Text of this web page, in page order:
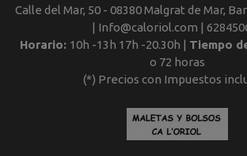
Calle del Mar, 50 - 08380 Malgrat de Mar,
| Info@caloriol.com |
Horario: 10h -13h 17h -20.30h | Tiempo
o 72 horas
(*) Precios con Impuestos